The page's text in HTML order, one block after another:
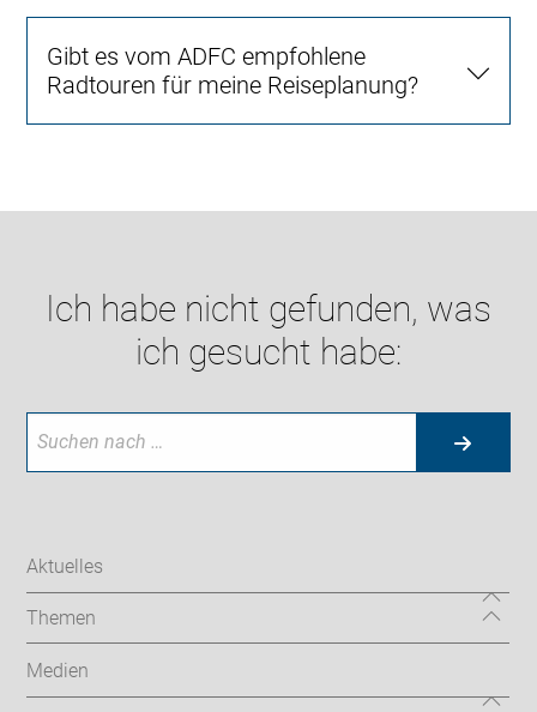
Gibt es vom ADFC empfohlene
Radtouren für meine Reiseplanung?
Ich habe nicht gefunden, was
ich gesucht habe:
Aktuelles
Themen
Medien